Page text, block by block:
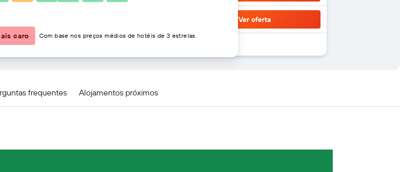
Ver oferta
frequentes Alojamentos próximos
caro Com base nos preços médios de hotéis de 3 estrelas.